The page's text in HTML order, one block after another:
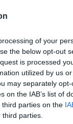
of your
the below opt-out
is processed
utilized by us
may separately
on the IAB’s list of
parties on the
parties.
a
A